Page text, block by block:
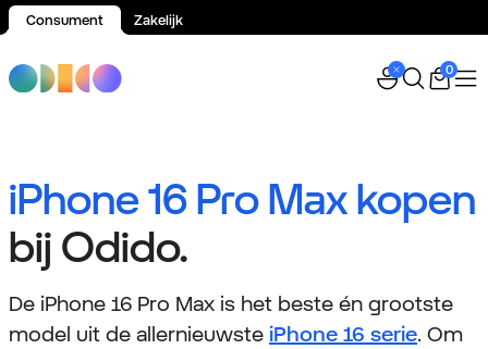
Consument Zakelijk
0
iPhone 16 Pro Max kopen
bij Odido.
De iPhone 16 Pro Max is het beste én grootste
model uit de allernieuwste iPhone 16 serie. Om